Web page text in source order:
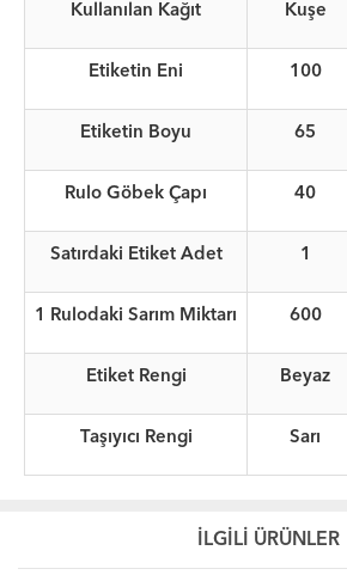
Kullanılan Kağıt Kuşe
Etiketin Eni 100
Etiketin Boyu 65
Rulo Göbek Çapı 40
Satırdaki Etiket Adet 1
1 Rulodaki Sarım Miktarı 600
Etiket Rengi Beyaz
Taşıyıcı Rengi Sarı
İLGİLİ ÜRÜNLER